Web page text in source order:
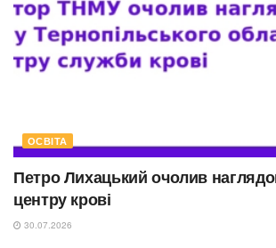
ОСВІТА
Петро Лихацький очолив
центру крові
30.07.2026